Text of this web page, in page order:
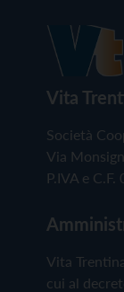
Vita
Società
Via
P.IVA e
Vita
cui al